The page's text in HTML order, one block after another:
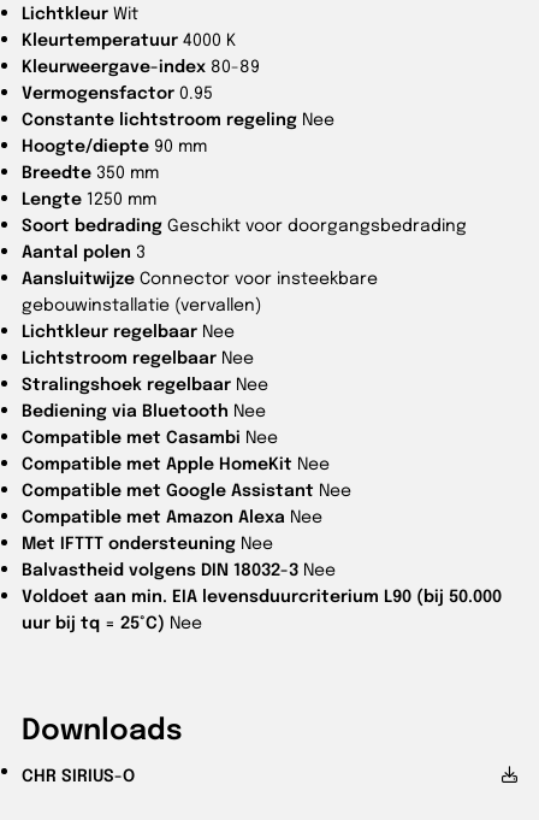
Lichtkleur Wit
Kleurtemperatuur 4000 K
Kleurweergave-index 80-89
Vermogensfactor 0.95
Constante lichtstroom regeling Nee
Hoogte/diepte 90 mm
Breedte 350 mm
Lengte 1250 mm
Soort bedrading Geschikt voor doorgangsbedrading
Aantal polen 3
Aansluitwijze Connector voor insteekbare
gebouwinstallatie (vervallen)
Lichtkleur regelbaar Nee
Lichtstroom regelbaar Nee
Stralingshoek regelbaar Nee
Bediening via Bluetooth Nee
Compatible met Casambi Nee
Compatible met Apple HomeKit Nee
Compatible met Google Assistant Nee
Compatible met Amazon Alexa Nee
Met IFTTT ondersteuning Nee
Balvastheid volgens DIN 18032-3 Nee
Voldoet aan min. EIA levensduurcriterium L90 (bij 50.000
uur bij tq = 25°C) Nee
Downloads
CHR SIRIUS-O